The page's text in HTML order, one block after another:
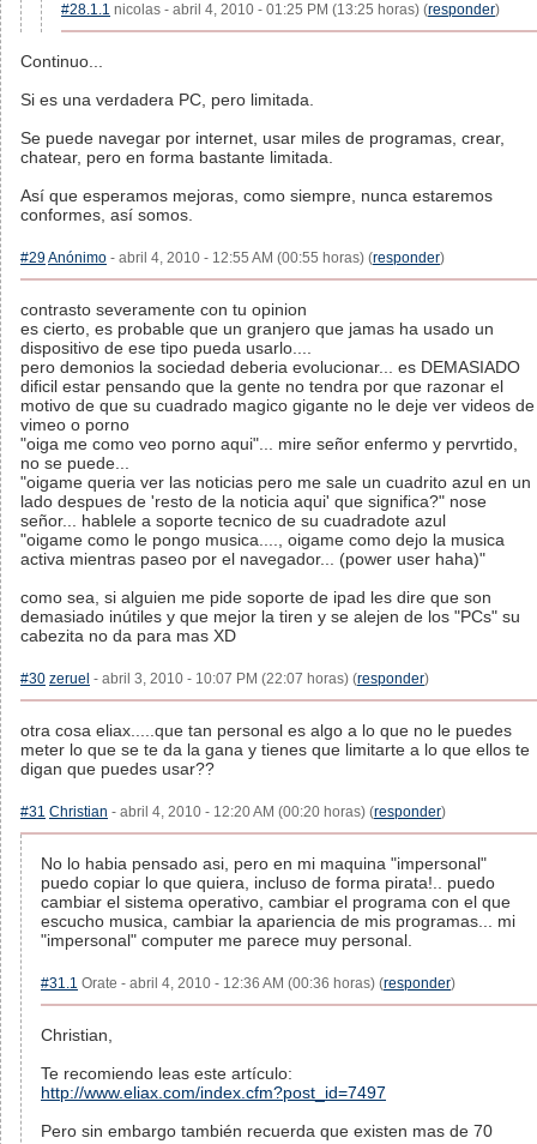
#28.1.1 nicolas - abril 4, 2010 - 01:25 PM (13:25 horas) (responder)
Continuo...
Si es una verdadera PC, pero limitada.
Se puede navegar por internet, usar miles de programas, crear,
chatear, pero en forma bastante limitada.
Así que esperamos mejoras, como siempre, nunca estaremos
conformes, así somos.
#29Anónimo - abril 4, 2010 - 12:55 AM (00:55 horas) (responder)
contrasto severamente con tu opinion
es cierto, es probable que un granjero que jamas ha usado un
dispositivo de ese tipo pueda usarlo....
pero demonios la sociedad deberia evolucionar... es DEMASIADO
dificil estar pensando que la gente no tendra por que razonar el
motivo de que su cuadrado magico gigante no le deje ver videos de
vimeo o porno
"oiga me como veo porno aqui"... mire señor enfermo y pervrtido,
no se puede...
"oigame queria ver las noticias pero me sale un cuadrito azul en un
lado despues de 'resto de la noticia aqui' que significa?" nose
señor... hablele a soporte tecnico de su cuadradote azul
"oigame como le pongo musica...., oigame como dejo la musica
activa mientras paseo por el navegador... (power user haha)"
como sea, si alguien me pide soporte de ipad les dire que son
demasiado inútiles y que mejor la tiren y se alejen de los "PCs" su
cabezita no da para mas XD
#30 zeruel - abril 3, 2010 - 10:07 PM (22:07 horas) (responder)
otra cosa eliax.....que tan personal es algo a lo que no le puedes
meter lo que se te da la gana y tienes que limitarte a lo que ellos te
digan que puedes usar??
#31 Christian - abril 4, 2010 - 12:20 AM (00:20 horas) (responder)
No lo habia pensado asi, pero en mi maquina "impersonal"
puedo copiar lo que quiera, incluso de forma pirata!.. puedo
cambiar el sistema operativo, cambiar el programa con el que
escucho musica, cambiar la apariencia de mis programas... mi
"impersonal" computer me parece muy personal.
#31.1 Orate - abril 4, 2010 - 12:36 AM (00:36 horas) (responder)
Christian,
Te recomiendo leas este artículo:
http://www.eliax.com/index.cfm?post_id=7497
Pero sin embargo también recuerda que existen mas de 70